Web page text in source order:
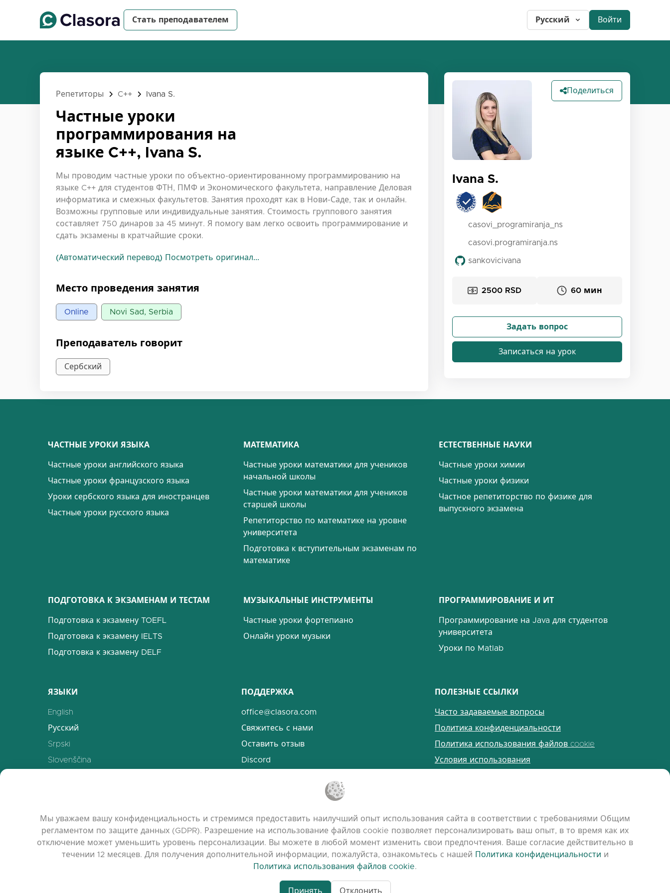
Стать преподавателем Русский Войти
Репетиторы C++ Ivana S.
Частные уроки
программирования на
языке C++, Ivana S.
Мы проводим частные уроки по объектно-ориентированному программированию на
языке C++ для студентов ФТН, ПМФ и Экономического факультета, направление Деловая
информатика и смежных факультетов. Занятия проходят как в Нови-Саде, так и онлайн.
Возможны групповые или индивидуальные занятия. Стоимость группового занятия
составляет 750 динаров за 45 минут. Я помогу вам легко освоить программирование и
сдать экзамены в кратчайшие сроки.
(Автоматический перевод) Посмотреть оригинал...
Место проведения занятия
Online Novi Sad, Serbia
Преподаватель говорит
Сербский
Ivana S.
Поделиться
casovi_programiranja_ns
casovi.programiranja.ns
sankovicivana
2500 RSD 60 мин
Задать вопрос
Записаться на урок
ЧАСТНЫЕ УРОКИ ЯЗЫКА
Частные уроки английского языка
Частные уроки французского языка
Уроки сербского языка для иностранцев
Частные уроки русского языка
МАТЕМАТИКА
Частные уроки математики для учеников
начальной школы
Частные уроки математики для учеников
старшей школы
Репетиторство по математике на уровне
университета
Подготовка к вступительным экзаменам по
математике
ЕСТЕСТВЕННЫЕ НАУКИ
Частные уроки химии
Частные уроки физики
Частное репетиторство по физике для
выпускного экзамена
ПОДГОТОВКА К ЭКЗАМЕНАМ И ТЕСТАМ
Подготовка к экзамену TOEFL
Подготовка к экзамену IELTS
Подготовка к экзамену DELF
МУЗЫКАЛЬНЫЕ ИНСТРУМЕНТЫ
Частные уроки фортепиано
Онлайн уроки музыки
ПРОГРАММИРОВАНИЕ И ИТ
Программирование на Java для студентов
университета
Уроки по Matlab
ЯЗЫКИ
English
Русский
Srpski
Slovenščina
Español
Français
中文
ПОДДЕРЖКА
office@clasora.com
Свяжитесь с нами
Оставить отзыв
Discord
ПОЛЕЗНЫЕ ССЫЛКИ
Часто задаваемые вопросы
Политика конфиденциальности
Политика использования файлов cookie
Условия использования
Мы уважаем вашу конфиденциальность и стремимся предоставить наилучший опыт использования сайта в соответствии с требованиями Общим
регламентом по защите данных (GDPR). Разрешение на использование файлов cookie позволяет персонализировать ваш опыт, в то время как их
отключение может уменьшить уровень персонализации. Вы можете в любой момент изменить свои предпочтения. Ваше согласие действительно в
течении 12 месяцев. Для получения дополнительной информации, пожалуйста, ознакомьтесь с нашей Политика конфиденциальности и
Политика использования файлов cookie.
Принять Отклонить